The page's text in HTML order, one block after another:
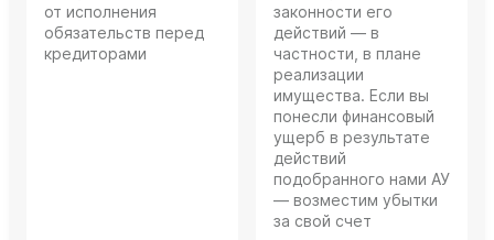
от исполнения
обязательств перед
кредиторами
законности его
действий — в
частности, в плане
реализации
имущества. Если вы
понесли финансовый
ущерб в результате
действий
подобранного нами АУ
— возместим убытки
за свой счет